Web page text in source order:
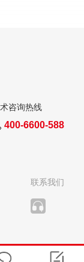
咨询热线
400-6600-588
联系我们
司